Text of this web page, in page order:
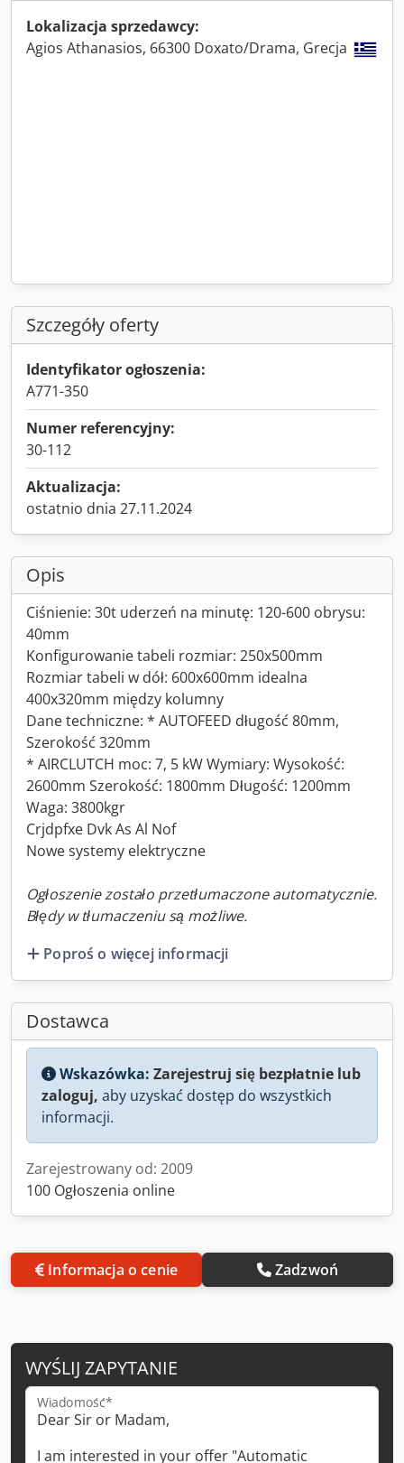
Lokalizacja sprzedawcy:
Agios Athanasios, 66300 Doxato/Drama, Grecja
Szczegóły oferty
Identyfikator ogłoszenia:
A771-350
Numer referencyjny:
30-112
Aktualizacja:
ostatnio dnia 27.11.2024
Opis
Ciśnienie: 30t uderzeń na minutę: 120-600 obrysu:
40mm
Konfigurowanie tabeli rozmiar: 250x500mm
Rozmiar tabeli w dół: 600x600mm idealna
400x320mm między kolumny
Dane techniczne: * AUTOFEED długość 80mm,
Szerokość 320mm
* AIRCLUTCH moc: 7, 5 kW Wymiary: Wysokość:
2600mm Szerokość: 1800mm Długość: 1200mm
Waga: 3800kgr
Crjdpfxe Dvk As Al Nof
Nowe systemy elektryczne
Ogłoszenie zostało przetłumaczone automatycznie.
Błędy w tłumaczeniu są możliwe.
Poproś o więcej informacji
Dostawca
Wskazówka: Zarejestruj się bezpłatnie lub
zaloguj, aby uzyskać dostęp do wszystkich
informacji.
Zarejestrowany od: 2009
100 Ogłoszenia online
Informacja o cenie Zadzwoń
WYŚLIJ ZAPYTANIE
Wiadomość*